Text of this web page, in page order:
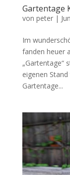
Gartentage
von peter|
Im
fanden heuer
„Gartentage“
eigenen
Gartentage...